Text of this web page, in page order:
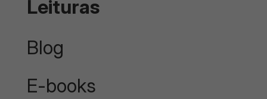
Leituras
Blog
E-books